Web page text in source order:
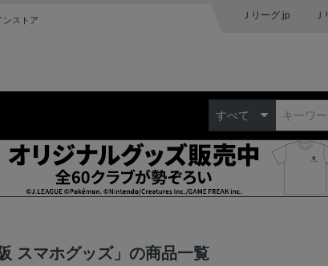
ンストア Ｊリーグ.jp
すべて
スマホグッズ」の商品一覧